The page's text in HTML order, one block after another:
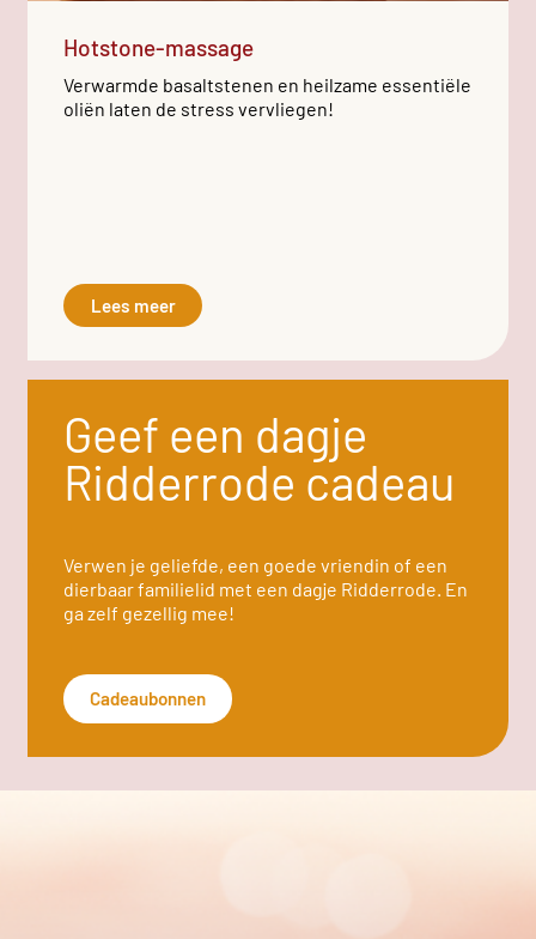
Hotstone-massage
Verwarmde basaltstenen en heilzame essentiële
oliën laten de stress vervliegen!
Lees meer
Geef een dagje
Ridderrode cadeau
Verwen je geliefde, een goede vriendin of een
dierbaar familielid met een dagje Ridderrode. En
ga zelf gezellig mee!
Cadeaubonnen